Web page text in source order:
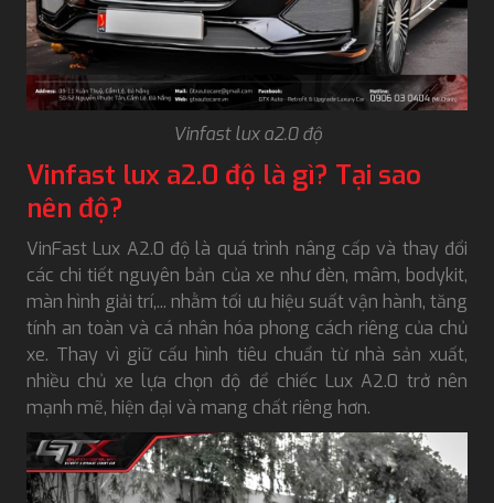
Vinfast lux a2.0 độ
Vinfast lux a2.0 độ là gì? Tại sao
nên độ?
VinFast Lux A2.0 độ là quá trình nâng cấp và thay đổi
các chi tiết nguyên bản của xe như đèn, mâm, bodykit,
màn hình giải trí,... nhằm tối ưu hiệu suất vận hành, tăng
tính an toàn và cá nhân hóa phong cách riêng của chủ
xe. Thay vì giữ cấu hình tiêu chuẩn từ nhà sản xuất,
nhiều chủ xe lựa chọn độ để chiếc Lux A2.0 trở nên
mạnh mẽ, hiện đại và mang chất riêng hơn.